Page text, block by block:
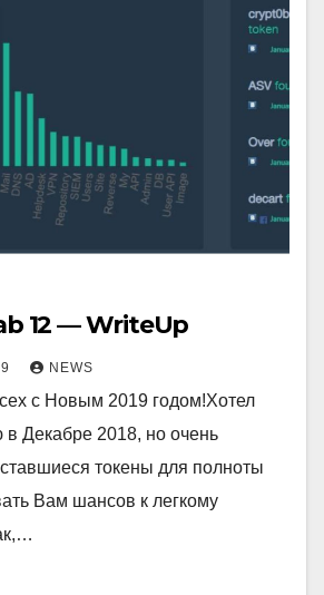
12 — WriteUp
NEWS
с Новым 2019 годом!Хотел
в Декабре 2018, но очень
токены для полноты
Вам шансов к легкому